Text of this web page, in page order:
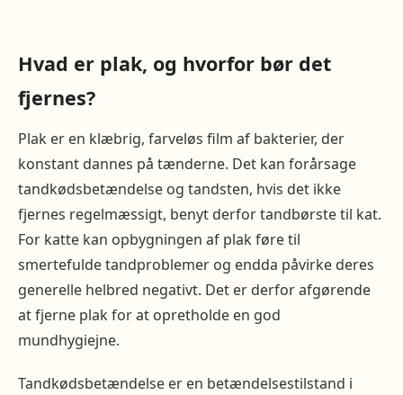
Hvad er plak, og hvorfor bør det
fjernes?
Plak er en klæbrig, farveløs film af bakterier, der
konstant dannes på tænderne. Det kan forårsage
tandkødsbetændelse og tandsten, hvis det ikke
fjernes regelmæssigt, benyt derfor tandbørste til kat.
For katte kan opbygningen af plak føre til
smertefulde tandproblemer og endda påvirke deres
generelle helbred negativt. Det er derfor afgørende
at fjerne plak for at opretholde en god
mundhygiejne.
Tandkødsbetændelse er en betændelsestilstand i